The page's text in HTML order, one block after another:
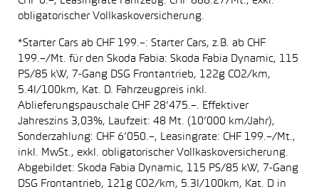
obligatorischer Vollkaskoversicherung.
*Starter Cars ab CHF 199.–: Starter Cars, z.B. ab CHF
199.–/Mt. für den Skoda Fabia: Skoda Fabia Dynamic, 115
PS/85 kW, 7-Gang DSG Frontantrieb, 122g CO2/km,
5.4l/100km, Kat. D. Fahrzeugpreis inkl.
Ablieferungspauschale CHF 28’475.–. Effektiver
Jahreszins 3,03%, Laufzeit: 48 Mt. (10’000 km/Jahr),
Sonderzahlung: CHF 6’050.–, Leasingrate: CHF 199.–/Mt.,
inkl. MwSt., exkl. obligatorischer Vollkaskoversicherung.
Abgebildet: Skoda Fabia Dynamic, 115 PS/85 kW, 7-Gang
DSG Frontantrieb, 121g CO2/km, 5.3l/100km, Kat. D in